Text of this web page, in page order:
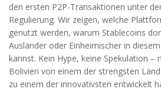
den ersten P2P-Transaktionen unter
Regulierung. Wir zeigen, welche
genutzt werden, warum Stablecoins
Ausländer oder Einheimischer in
kannst. Kein Hype, keine Spekulation –
Bolivien von einem der strengsten
zu einem der innovativsten entwickelt